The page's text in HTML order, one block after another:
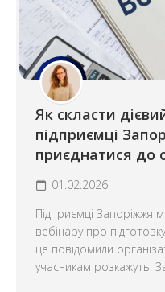
Як скласти
підприємці
приєднатися до
01.02.2026
Підприємці Запоріжжя
вебінару про
це повідомили
учасникам розкажуть: